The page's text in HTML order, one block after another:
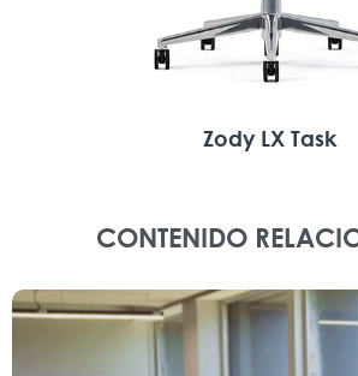
Zody LX Task
CONTENIDO